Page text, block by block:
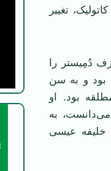
تغییر
دُمِیستر را
بود و به سن
بود. او
می‌دانست، به
خلیفه عیسی